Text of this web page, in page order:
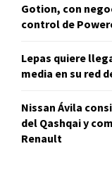
Gotion, con
control de
Lepas quiere
media en su red
Nissan Ávila
del Qashqai y
Renault